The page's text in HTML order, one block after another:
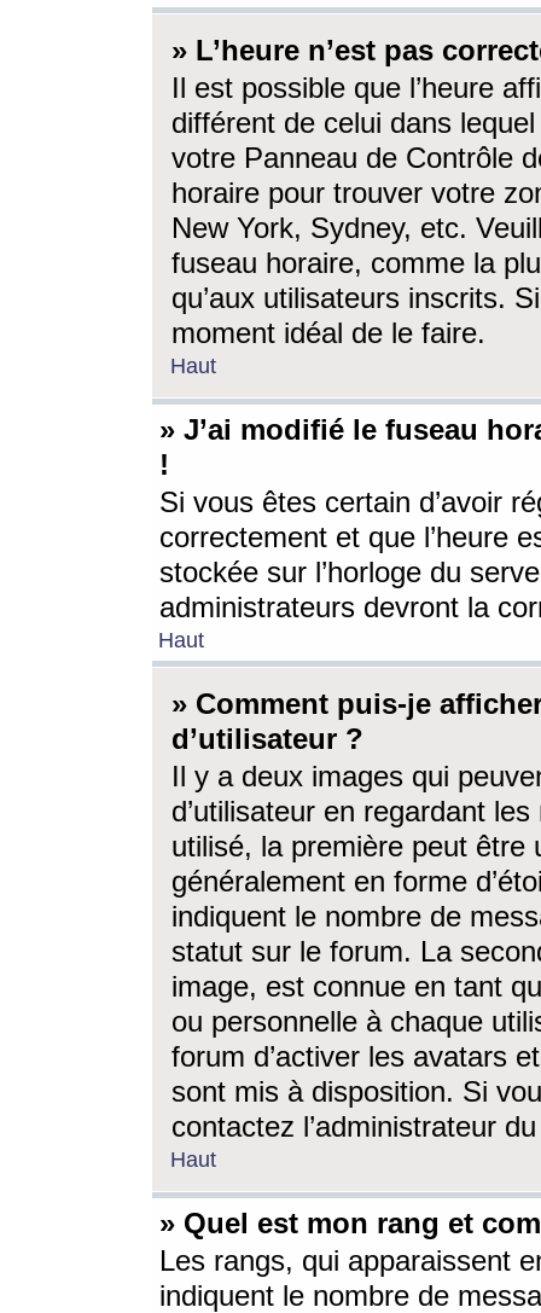
» L’heure n’est pas
Il est possible que l’heure
différent de celui dans
votre Panneau de Contrôle
horaire pour trouver votre
New York, Sydney, etc.
fuseau horaire, comme la
qu’aux utilisateurs inscrits.
moment idéal de le faire.
Haut
» J’ai modifié le fuseau
!
Si vous êtes certain d’avoir
correctement et que l’heure
stockée sur l’horloge du
administrateurs devront la
Haut
» Comment puis-je
d’utilisateur ?
Il y a deux images qui
d’utilisateur en regardant
utilisé, la première peut être
généralement en forme
indiquent le nombre de
statut sur le forum. La
image, est connue en tant
ou personnelle à chaque
forum d’activer les avatars
sont mis à disposition. Si
contactez l’administrateur
Haut
» Quel est mon rang et
Les rangs, qui apparaissent
indiquent le nombre de